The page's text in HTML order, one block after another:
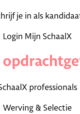
je in als
Login Mijn SchaalX
professionals
Werving & Selectie